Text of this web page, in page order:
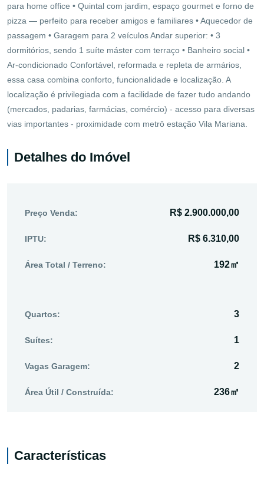
para home office • Quintal com jardim, espaço gourmet e forno de
pizza — perfeito para receber amigos e familiares • Aquecedor de
passagem • Garagem para 2 veículos Andar superior: • 3
dormitórios, sendo 1 suíte máster com terraço • Banheiro social •
Ar-condicionado Confortável, reformada e repleta de armários,
essa casa combina conforto, funcionalidade e localização. A
localização é privilegiada com a facilidade de fazer tudo andando
(mercados, padarias, farmácias, comércio) - acesso para diversas
vias importantes - proximidade com metrô estação Vila Mariana.
Detalhes do Imóvel
Preço Venda: R$ 2.900.000,00
IPTU: R$ 6.310,00
Área Total / Terreno: 192㎡
Quartos: 3
Suítes: 1
Vagas Garagem: 2
Área Útil / Construída: 236㎡
Características